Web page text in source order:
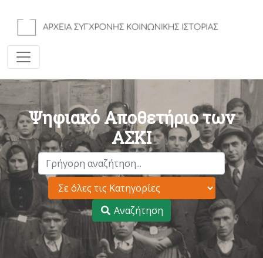
Ψηφιακό Αποθετήριο των
ΑΣΚΙ
Αναζήτηση